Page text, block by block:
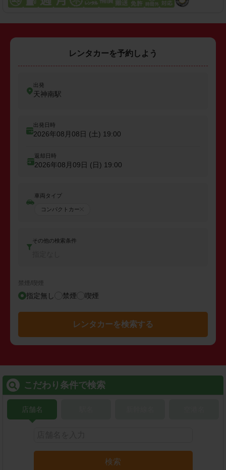
レンタカーを予約しよう
出発
天神南駅
出発日時
2026年08月08日 (土) 19:00
返却日時
2026年08月09日 (日) 19:00
車両タイプ
コンパクトカー
その他の検索条件
禁煙/喫煙
指定無し 禁煙 喫煙
レンタカーを検索する
こだわり条件で検索
店舗名
検索